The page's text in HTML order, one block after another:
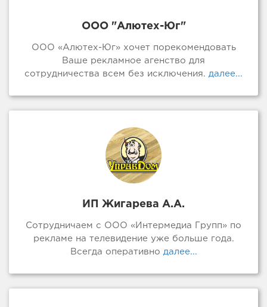
ООО "Алютех-Юг"
ООО «Алютех-Юг» хочет порекомендовать
Ваше рекламное агенство для
сотрудничества всем без исключения.
далее...
ИП Жигарева А.А.
Сотрудничаем с ООО «Интермедиа Групп» по
рекламе на телевидение уже больше года.
Всегда оперативно далее...